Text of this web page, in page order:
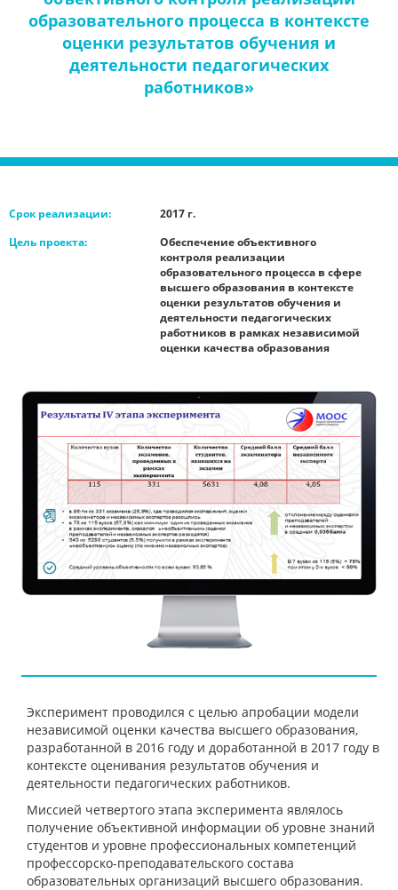
образовательного процесса в контексте
оценки результатов обучения и
деятельности педагогических
работников»
Срок реализации:
Цель проекта:
2017 г.
Обеспечение объективного
контроля реализации
образовательного процесса в сфере
высшего образования в контексте
оценки результатов обучения и
деятельности педагогических
работников в рамках независимой
оценки качества образования
Эксперимент проводился с целью апробации модели
независимой оценки качества высшего образования,
разработанной в 2016 году и доработанной в 2017 году в
контексте оценивания результатов обучения и
деятельности педагогических работников.
Миссией четвертого этапа эксперимента являлось
получение объективной информации об уровне знаний
студентов и уровне профессиональных компетенций
профессорско-преподавательского состава
образовательных организаций высшего образования.